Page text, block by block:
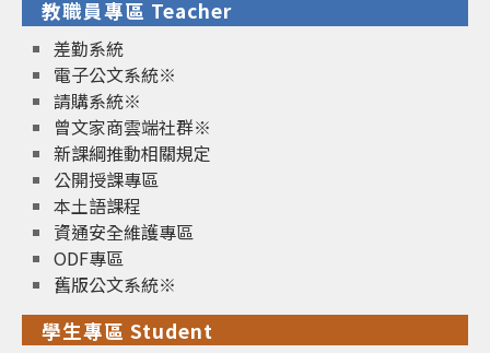
教職員專區 Teacher
差勤系統
電子公文系統※
請購系統※
曾文家商雲端社群※
新課綱推動相關規定
公開授課專區
本土語課程
資通安全維護專區
ODF專區
舊版公文系統※
學生專區 Student